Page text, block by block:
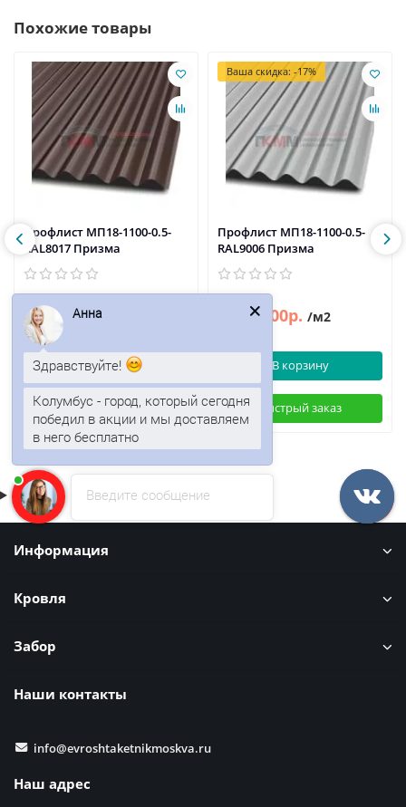
Похожие товары
Профлист МП18-1100-0.5-
RAL8017 Призма
603р. /м2
В корзину
Быстрый заказ
Ваша скидка: -17%
Профлист МП18-1100-0.5-
RAL9006 Призма
600р. /м2
В корзину
Быстрый заказ
Информация
Кровля
Забор
Наши контакты
info@evroshtaketnikmoskva.ru
Наш адрес
Введите сообщение
Анна
Здравствуйте!
Колумбус - город, который сегодня
победил в акции и мы доставляем
в него бесплатно